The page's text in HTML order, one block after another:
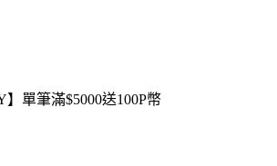
】單筆滿$5000送100P幣